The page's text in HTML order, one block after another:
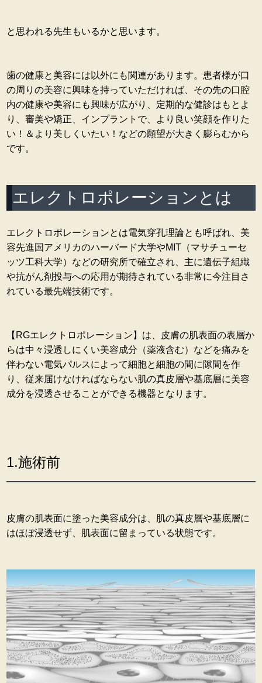
と思われる先生もいるかと思います。
歯の健康と美容には以外にも関連があります。患者様が口
の周りの美容に興味を持っていただければ、その先の口腔
内の健康や美容にも興味が広がり、定期的な健診はもとよ
り、審美や矯正、インプラントで、より良い笑顔を作りた
い！＆より美しくいたい！などの願望が大きく膨らむから
です。
エレクトロポレーションとは
エレクトロポレーションとは電気穿孔理論とも呼ばれ、美
容先進国アメリカのハーバード大学やMIT（マサチューセ
ッツ工科大学）などの研究所で確立され、主に遺伝子組織
や抗がん剤投与への応用が期待されている非常に今注目さ
れている最先端技術です。
【RGエレクトロポレーション】は、皮膚の肌表面の表層か
らは中々浸透しにくい美容成分（薬液含む）などを痛みを
伴わない電気パルスによって細胞と細胞の間に隙間を作
り、従来届けなければならない肌の真皮層や基底層に美容
成分を浸透させることができる機器となります。
1.施術前
皮膚の肌表面に塗った美容成分は、肌の真皮層や基底層に
はほぼ浸透せず、肌表面に留まっている状態です。